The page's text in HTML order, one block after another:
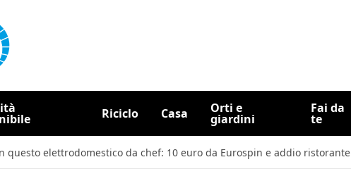
Riciclo Casa Orti e
giardini
Fai da
te
questo elettrodomestico da chef: 10 euro da Eurospin e addio ristorante